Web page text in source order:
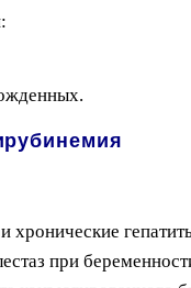
хронические
при